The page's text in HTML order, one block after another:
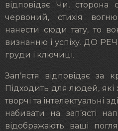
відповідає Чи, сторона
червоний, стихія
нанести сюди тату, то
визнанню і успіху. ДО
груди і ключиці.
Зап’ястя відповідає за
Підходить для людей, які
творчі та інтелектуальні
набивати на зап’ясті
відображають ваші